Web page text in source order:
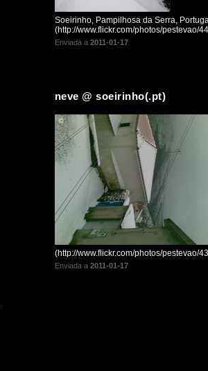
Soeirinho, Pampilhosa da Serra,
(http://www.flickr.com/photos/pestevao/
Enviada a 2011-01-17
neve @ soeirinho(.pt)
(http://www.flickr.com/photos/pestevao/
Enviada a 2011-01-17